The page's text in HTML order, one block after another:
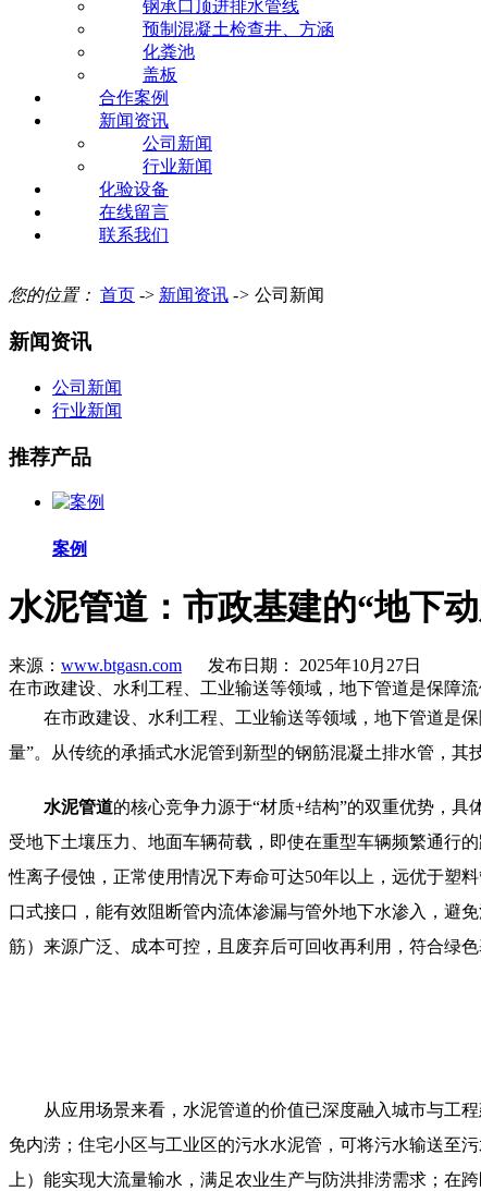
钢承口顶进排水管线
预制混凝土检查井、方涵
化粪池
盖板
合作案例
新闻资讯
公司新闻
行业新闻
化验设备
在线留言
联系我们
您的位置： 首页 -> 新闻资讯 -> 公司新闻
新闻资讯
公司新闻
行业新闻
推荐产品
案例
水泥管道：市政基建的“地下
来源： www.btgasn.com 发布日期： 2025年10月27日
在市政建设、水利工程、工业输送等领域，地下管道是保障
在市政建设、水利工程、工业输送等领域，地下管道是保
量”。从传统的承插式水泥管到新型的钢筋混凝土排水管，其
水泥管道的核心竞争力源于“材质+结构”的双重优势，
受地下土壤压力、地面车辆荷载，即使在重型车辆频繁通行
性离子侵蚀，正常使用情况下寿命可达50年以上，远优于塑
口式接口，能有效阻断管内流体渗漏与管外地下水渗入，避
筋）来源广泛、成本可控，且废弃后可回收再利用，符合绿
从应用场景来看，水泥管道的价值已深度融入城市与工程
免内涝；住宅小区与工业区的污水水泥管，可将污水输送至
上）能实现大流量输水，满足农业生产与防洪排涝需求；在